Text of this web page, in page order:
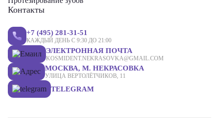
Контакты
+7 (495) 281-31-51
КАЖДЫЙ ДЕНЬ С 9:30 ДО 21:00
ЭЛЕКТРОННАЯ ПОЧТА
KOSMIDENT.NEKRASOVKA@GMAIL.COM
МОСКВА, М. НЕКРАСОВКА
УЛИЦА ВЕРТОЛЁТЧИКОВ, 11
TELEGRAM